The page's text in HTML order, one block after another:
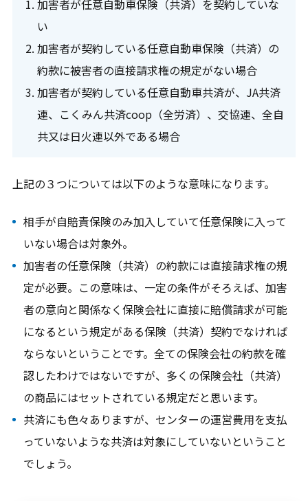
加害者が任意自動車保険（共済）を契約していな
い
加害者が契約している任意自動車保険（共済）の
約款に被害者の直接請求権の規定がない場合
加害者が契約している任意自動車共済が、JA共済
連、こくみん共済coop（全労済）、交協連、全自
共又は日火連以外である場合
上記の３つについては以下のような意味になります。
相手が自賠責保険のみ加入していて任意保険に入って
いない場合は対象外。
加害者の任意保険（共済）の約款には直接請求権の規
定が必要。この意味は、一定の条件がそろえば、加害
者の意向と関係なく保険会社に直接に賠償請求が可能
になるという規定がある保険（共済）契約でなければ
ならないということです。全ての保険会社の約款を確
認したわけではないですが、多くの保険会社（共済）
の商品にはセットされている規定だと思います。
共済にも色々ありますが、センターの運営費用を支払
っていないような共済は対象にしていないということ
でしょう。